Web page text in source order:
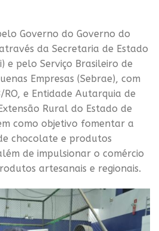
Governo do Governo do
da Secretaria de Estado
e pelo Serviço Brasileiro de
Empresas (Sebrae), com
RO, e Entidade Autarquia de
Rural do Estado de
como objetivo fomentar a
chocolate e produtos
de impulsionar o comércio
artesanais e regionais.